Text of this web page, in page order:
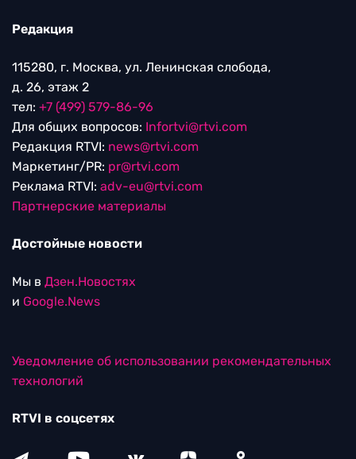
Редакция
115280, г. Москва, ул. Ленинская слобода,
д. 26, этаж 2
тел: +7 (499) 579-86-96
Для общих вопросов: Infortvi@rtvi.com
Редакция RTVI: news@rtvi.com
Маркетинг/PR: pr@rtvi.com
Реклама RTVI: adv-eu@rtvi.com
Партнерские материалы
Достойные новости
Мы в Дзен.Новостях
и Google.News
Уведомление об использовании рекомендательных
технологий
RTVI в соцсетях